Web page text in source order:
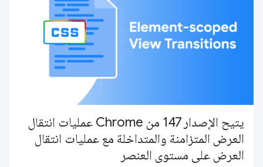
يتيح الإصدار 147 من Chrome عمليات انتقال
العرض المتزامنة والمتداخلة مع عمليات انتقال
العرض على مستوى العنصر